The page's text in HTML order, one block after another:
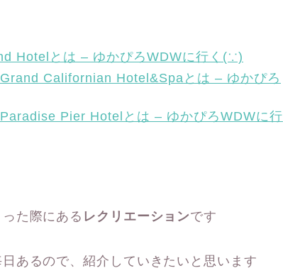
Hotelとは – ゆかぴろWDWに行く(∵)
Californian Hotel&Spaとは – ゆかぴろ
Pier Hotelとは – ゆかぴろWDWに行
た際にある レクリエーションです
あるので、紹介していきたいと思います